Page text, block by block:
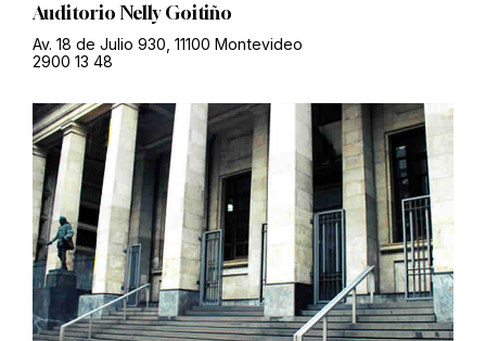
Auditorio Nelly Goitiño
Av. 18 de Julio 930, 11100 Montevideo
2900 13 48